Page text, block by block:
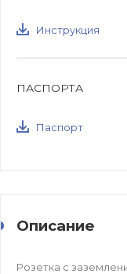
Инструкция
ПАСПОРТА
Паспорт
Описание
Розетка с